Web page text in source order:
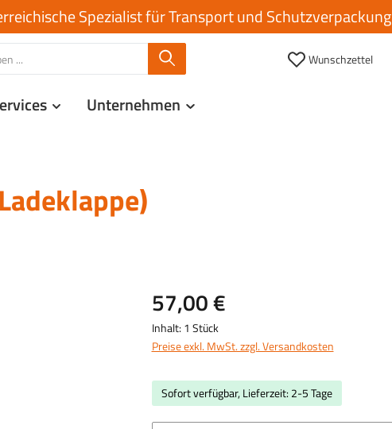
Spezialist für Transport und Schutzverpackung
Wunschzettel
Unternehmen
57,00 €
Inhalt: 1 Stück
Preise exkl. MwSt. zzgl. Versandkosten
Sofort verfügbar, Lieferzeit: 2-5 Tage